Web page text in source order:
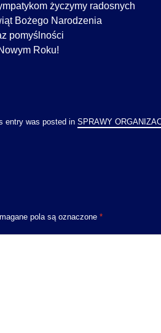
życzymy radosnych
Bożego Narodzenia
pomyślności
Roku!
entry was posted in SPRAWY
pola są oznaczone *